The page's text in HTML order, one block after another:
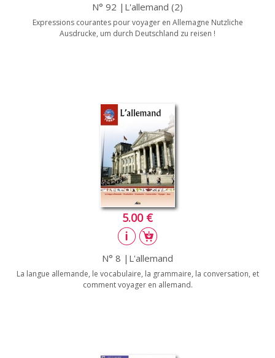
N° 92 |L'allemand (2)
Expressions courantes pour voyager en Allemagne Nutzliche
Ausdrucke, um durch Deutschland zu reisen !
5.00 €
N° 8 |L'allemand
La langue allemande, le vocabulaire, la grammaire, la conversation, et
comment voyager en allemand.